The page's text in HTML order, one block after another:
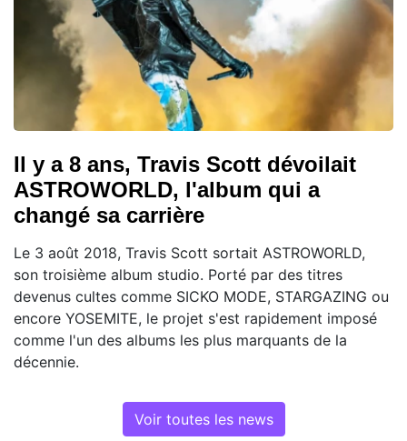
Il y a 8 ans, Travis Scott dévoilait
ASTROWORLD, l'album qui a
changé sa carrière
Le 3 août 2018, Travis Scott sortait ASTROWORLD,
son troisième album studio. Porté par des titres
devenus cultes comme SICKO MODE, STARGAZING ou
encore YOSEMITE, le projet s'est rapidement imposé
comme l'un des albums les plus marquants de la
décennie.
Voir toutes les news